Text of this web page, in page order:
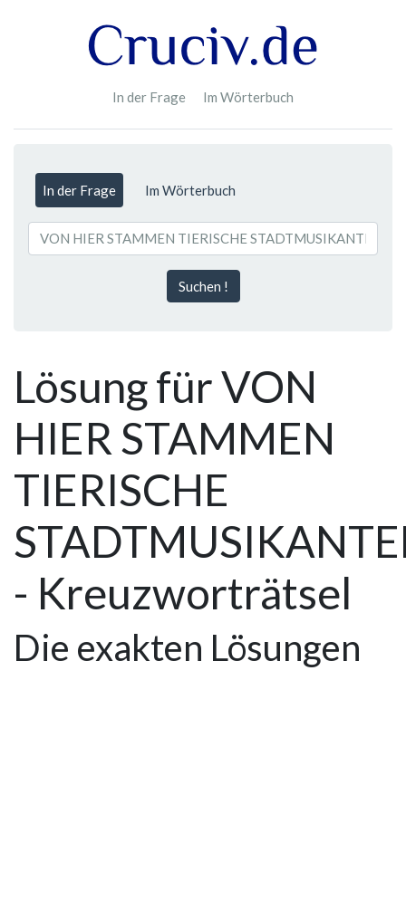
In der Frage Im Wörterbuch
In der Frage Im Wörterbuch
Suchen !
Lösung für VON
HIER STAMMEN
TIERISCHE
- Kreuzworträtsel
Die exakten Lösungen